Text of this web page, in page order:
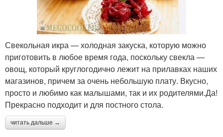
Свекольная икра — холодная закуска, которую можно
приготовить в любое время года, поскольку свекла —
овощ, который круглогодично лежит на прилавках наших
магазинов, причем за очень небольшую плату. Вкусно,
просто и любимо как малышами, так и их родителями.Да!
Прекрасно подходит и для постного стола.
читать дальше →